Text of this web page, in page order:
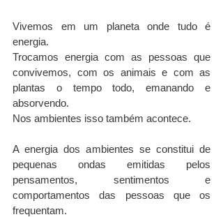
Vivemos em um planeta onde tudo é
energia.
Trocamos energia com as pessoas que
convivemos, com os animais e com as
plantas o tempo todo, emanando e
absorvendo.
Nos ambientes isso também acontece.
A energia dos ambientes se constitui de
pequenas ondas emitidas pelos
pensamentos, sentimentos e
comportamentos das pessoas que os
frequentam.